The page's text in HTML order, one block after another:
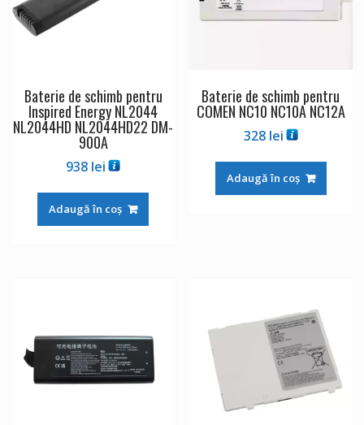
Baterie de schimb pentru
Inspired Energy NL2044
NL2044HD NL2044HD22 DM-
900A
938 lei
Adaugă în coș
Baterie de schimb pentru
COMEN NC10 NC10A NC12A
328 lei
Adaugă în coș